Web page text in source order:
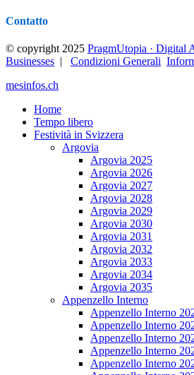
Contatto
© copyright 2025 PragmUtopia · Digital
Businesses | Condizioni Generali
mesinfos.ch
Home
Tempo libero
Festività in Svizzera
Argovia
Argovia 2025
Argovia 2026
Argovia 2027
Argovia 2028
Argovia 2029
Argovia 2030
Argovia 2031
Argovia 2032
Argovia 2033
Argovia 2034
Argovia 2035
Appenzello Interno
Appenzello Interno
Appenzello Interno
Appenzello Interno
Appenzello Interno
Appenzello Interno